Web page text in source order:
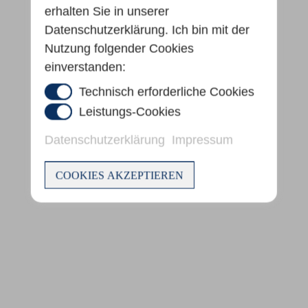
erhalten Sie in unserer
Datenschutzerklärung. Ich bin mit der
Nutzung folgender Cookies
einverstanden:
Technisch erforderliche Cookies
Leistungs-Cookies
Datenschutzerklärung Impressum
COOKIES AKZEPTIEREN